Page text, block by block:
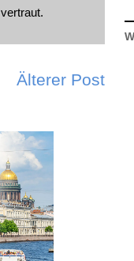
vertraut.
Älterer Post